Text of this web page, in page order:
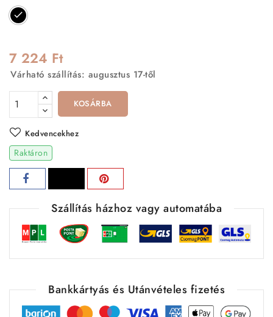
Fekete
7 224 Ft
Várható szállítás: augusztus 17-től
KOSÁRBA
Kedvencekhez
Raktáron
Szállítás házhoz vagy automatába
Bankkártyás és Utánvételes fizetés